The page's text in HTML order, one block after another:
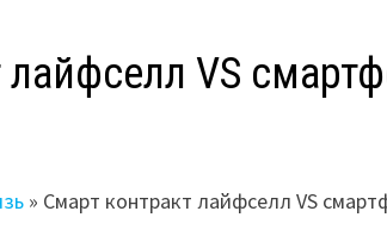
VS
» Смарт контракт лайфселл VS